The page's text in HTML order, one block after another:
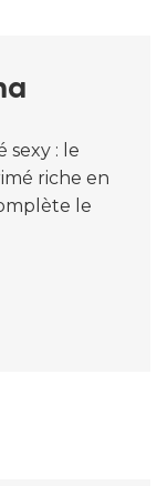
sexy : le
riche en
le